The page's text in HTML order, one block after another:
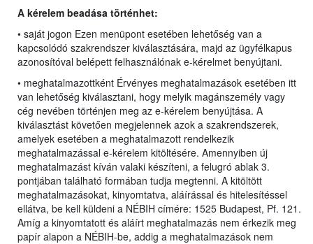
A kérelem beadása történhet:
• saját jogon Ezen menüpont esetében lehetőség van a
kapcsolódó szakrendszer kiválasztására, majd az ügyfélkapus
azonosítóval belépett felhasználónak e-kérelmet benyújtani.
• meghatalmazottként Érvényes meghatalmazások esetében itt
van lehetőség kiválasztani, hogy melyik magánszemély vagy
cég nevében történjen meg az e-kérelem benyújtása. A
kiválasztást követően megjelennek azok a szakrendszerek,
amelyek esetében a meghatalmazott rendelkezik
meghatalmazással e-kérelem kitöltésére. Amennyiben új
meghatalmazást kíván valaki készíteni, a felugró ablak 3.
pontjában található formában tudja megtenni. A kitöltött
meghatalmazásokat, kinyomtatva, aláírással és hitelesítéssel
ellátva, be kell küldeni a NÉBIH címére: 1525 Budapest, Pf. 121.
Amíg a kinyomtatott és aláírt meghatalmazás nem érkezik meg
papír alapon a NÉBIH-be, addig a meghatalmazások nem